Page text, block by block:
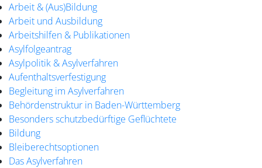
Arbeit & (Aus)Bildung
Arbeit und Ausbildung
Arbeitshilfen & Publikationen
Asylfolgeantrag
Asylpolitik & Asylverfahren
Aufenthaltsverfestigung
Begleitung im Asylverfahren
Behördenstruktur in Baden-Württemberg
Besonders schutzbedürftige Geflüchtete
Bildung
Bleiberechtsoptionen
Das Asylverfahren